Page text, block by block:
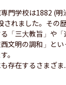
門学校は1882 (明
されました。その
「三大教旨」や「
文明の調和」とい
。
存在するさまざま